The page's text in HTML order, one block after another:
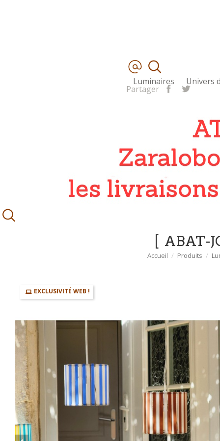
Partager
Luminaires Univers
ABAT-
Accueil Produits
EXCLUSIVITÉ WEB !